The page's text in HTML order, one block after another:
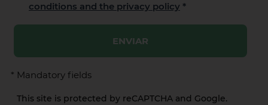
conditions and the privacy policy *
ENVIAR
* Mandatory fields
This site is protected by reCAPTCHA and Google.